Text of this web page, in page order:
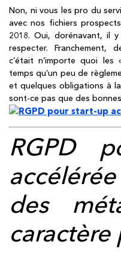
Non, ni vous les pro du
avec nos fichiers
2018. Oui, dorénavant, il
respecter. Franchement,
c’était n’importe quoi
temps qu’un peu de
et quelques obligations à
sont-ce pas que des
RGPD
accélérée
des
caractère